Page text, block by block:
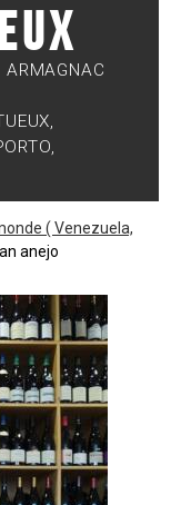
ARMAGNAC
( Venezuela,
anejo